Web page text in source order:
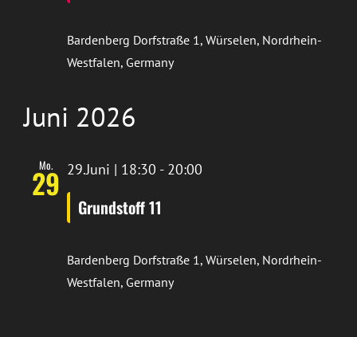
Bardenberg Dorfstraße 1, Würselen, Nordrhein-
Westfalen, Germany
Juni 2026
Mo.
29
Grundstoff 11
29.Juni | 18:30 - 20:00
Bardenberg Dorfstraße 1, Würselen, Nordrhein-
Westfalen, Germany